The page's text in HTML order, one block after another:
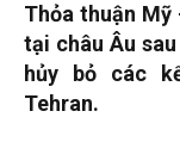
Thỏa thuận
tại châu Âu
hủy bỏ các
Tehran.